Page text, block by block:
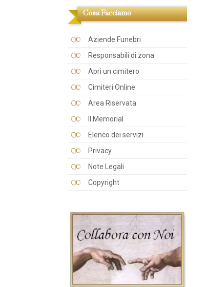
Cosa Facciamo
Aziende Funebri
Responsabili di zona
Apri un cimitero
Cimiteri Online
Area Riservata
Il Memorial
Elenco dei servizi
Privacy
Note Legali
Copyright